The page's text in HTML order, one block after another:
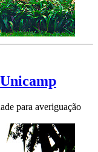
para averiguação